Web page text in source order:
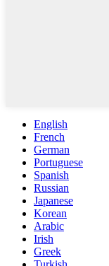
English
French
German
Portuguese
Spanish
Russian
Japanese
Korean
Arabic
Irish
Greek